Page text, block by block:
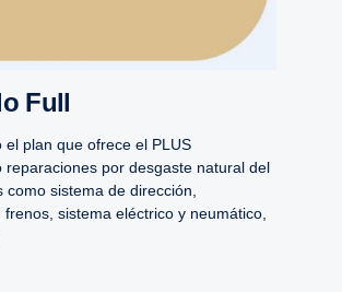
Full
el plan que ofrece el PLUS
reparaciones por desgaste natural del
como sistema de dirección,
sistema eléctrico y neumático,